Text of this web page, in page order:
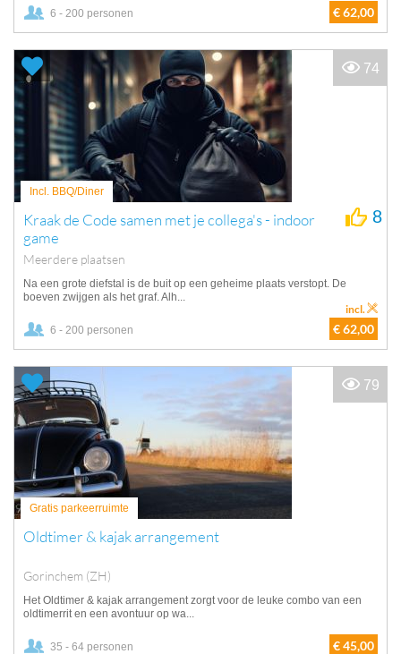
6 - 200 personen € 62,00
Incl. BBQ/Diner
Kraak de Code samen met je collega's - indoor
game
Meerdere plaatsen
8
Na een grote diefstal is de buit op een geheime plaats verstopt. De
boeven zwijgen als het graf. Alh...
6 - 200 personen € 62,00
incl.
74
Gratis parkeerruimte
Oldtimer & kajak arrangement
Gorinchem (ZH)
Het Oldtimer & kajak arrangement zorgt voor de leuke combo van een
oldtimerrit en een avontuur op wa...
35 - 64 personen € 45,00
79